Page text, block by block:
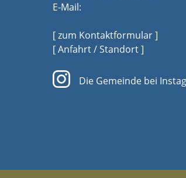
E-Mail:
[ zum Kontaktformular ]
[ Anfahrt / Standort ]
Die Gemeinde bei